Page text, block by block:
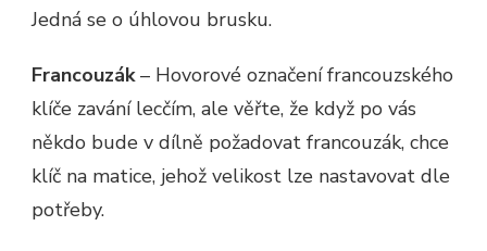
Jedná se o úhlovou brusku.
Francouzák– Hovorové označení francouzského
klíče zavání lecčím, ale věřte, že když po vás
někdo bude v dílně požadovat francouzák, chce
klíč na matice, jehož velikost lze nastavovat dle
potřeby.